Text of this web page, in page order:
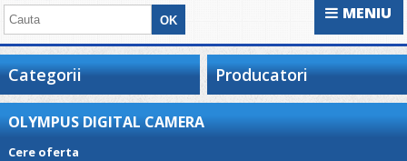
MENIU
Categorii Producatori
OLYMPUS DIGITAL CAMERA
Cere oferta